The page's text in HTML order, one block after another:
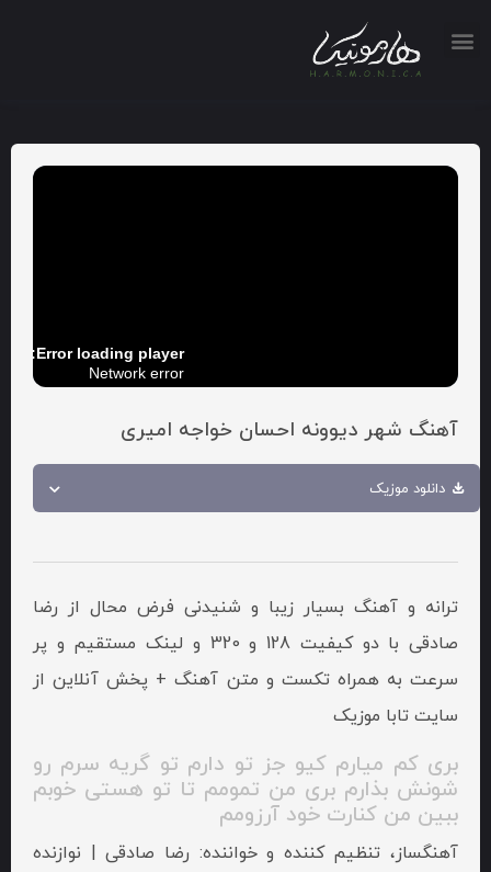
Error loading player:
Network error
آهنگ شهر دیوونه احسان خواجه امیری
دانلود موزیک
ترانه و آهنگ بسیار زیبا و شنیدنی فرض محال از رضا
صادقی با دو کیفیت 128 و 320 و لینک مستقیم و پر
سرعت به همراه تکست و متن آهنگ + پخش آنلاین از
سایت تابا موزیک
بری کم میارم کیو جز تو دارم تو گریه سرم رو
شونش بذارم بری من تمومم تا تو هستی خوبم
ببین من کنارت خود آرزومم
آهنگساز، تنظیم کننده و خواننده: رضا صادقی | نوازنده